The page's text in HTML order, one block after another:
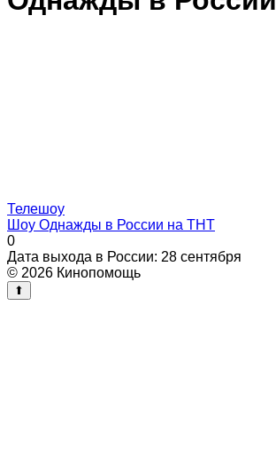
Телешоу
Шоу Однажды в России на ТНТ
0
Дата выхода в России: 28 сентября
© 2026 Кинопомощь